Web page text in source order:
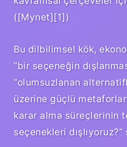
([Mynet][1])
Bu dilbilimsel kök,
“bir seçeneğin
“olumsuzlanan
üzerine güçlü
karar alma süreçlerinin
seçenekleri